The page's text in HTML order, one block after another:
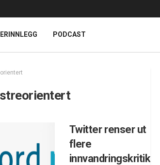
PODCAST
Twitter renser ut
flere
innvandringskritikere